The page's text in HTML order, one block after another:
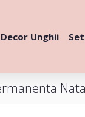
Decor Unghii